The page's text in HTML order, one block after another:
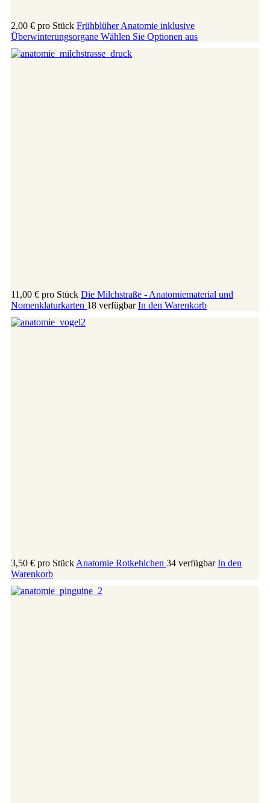
2,00 € pro Stück Frühblüher Anatomie inklusive
Überwinterungsorgane Wählen Sie Optionen aus
11,00 € pro Stück Die Milchstraße - Anatomiematerial und
Nomenklaturkarten 18 verfügbar In den Warenkorb
3,50 € pro Stück Anatomie Rotkehlchen 34 verfügbar In den
Warenkorb